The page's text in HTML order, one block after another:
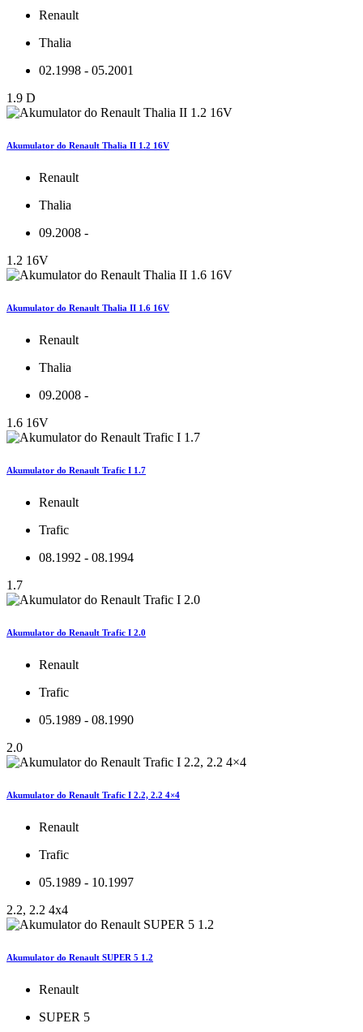
Renault
Thalia
02.1998 - 05.2001
1.9 D
Akumulator do Renault Thalia II 1.2 16V
Renault
Thalia
09.2008 -
1.2 16V
Akumulator do Renault Thalia II 1.6 16V
Renault
Thalia
09.2008 -
1.6 16V
Akumulator do Renault Trafic I 1.7
Renault
Trafic
08.1992 - 08.1994
1.7
Akumulator do Renault Trafic I 2.0
Renault
Trafic
05.1989 - 08.1990
2.0
Akumulator do Renault Trafic I 2.2, 2.2 4×4
Renault
Trafic
05.1989 - 10.1997
2.2, 2.2 4x4
Akumulator do Renault SUPER 5 1.2
Renault
SUPER 5